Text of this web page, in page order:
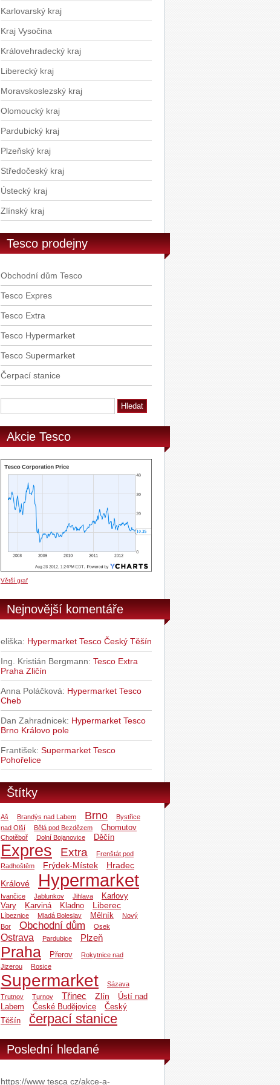
těstoviny 500g
Ponti Balzamikové glazé 250g
Karlovarský kraj
Kraj Vysočina
Královehradecký kraj
Liberecký kraj
Moravskoslezský kraj
Olomoucký kraj
Pardubický kraj
Plzeňský kraj
Středočeský kraj
Ústecký kraj
Zlínský kraj
Tesco prodejny
Obchodní dům Tesco
Tesco Expres
Tesco Extra
Tesco Hypermarket
Tesco Supermarket
Čerpací stanice
Akcie Tesco
Větší graf
Nejnovější komentáře
eliška: Hypermarket Tesco Český Těšín
Ing. Kristián Bergmann: Tesco Extra
Praha Zličín
Anna Poláčková: Hypermarket Tesco
Cheb
Dan Zahradnicek: Hypermarket Tesco
Brno Královo pole
František: Supermarket Tesco
Pohořelice
Štítky
Aš Brandýs nad Labem Brno
Bystřice
nad Olší
Bělá pod Bezdězem Chomutov
Chotěboř Dolní Bojanovice Děčín
Expres Extra
Frenštát pod
Radhoštěm
Frýdek-Místek
Hradec
Králové
Hypermarket
Ivančice Jablunkov Jihlava
Karlovy
Vary
Karviná Kladno Liberec
Líbeznice Mladá Boleslav Mělník
Nový
Bor
Obchodní dům Osek
Ostrava Pardubice Plzeň
Praha Přerov
Rokytnice nad
Jizerou
Rosice
Supermarket
Sázava
Trutnov
Turnov Třinec Zlín
Ústí nad
Labem
České Budějovice
Český
Těšín
čerpací stanice
Poslední hledané
https://www tesca cz/akce-a-